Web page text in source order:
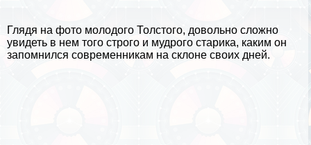
Глядя на фото молодого Толстого, довольно сложно
увидеть в нем того строго и мудрого старика, каким он
запомнился современникам на склоне своих дней.